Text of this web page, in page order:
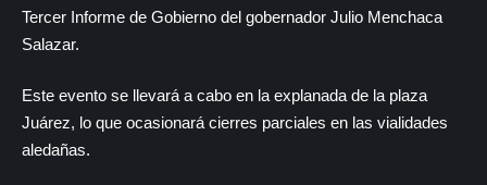
Tercer Informe de Gobierno del gobernador Julio Menchaca
Salazar.
Este evento se llevará a cabo en la explanada de la plaza
Juárez, lo que ocasionará cierres parciales en las vialidades
aledañas.